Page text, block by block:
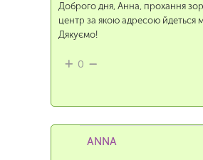
Доброго дня, Анна, прохання
центр за якою адресою йдеться
Дякуємо!
0
ANNA